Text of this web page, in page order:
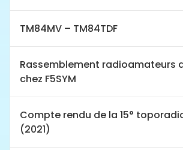
TM84MV – TM84TDF
Rassemblement radioamateurs
chez F5SYM
Compte rendu de la 15°
(2021)